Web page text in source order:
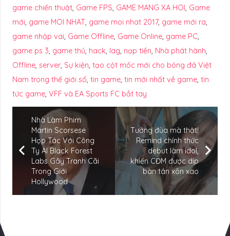
game chiến thuật, Game FPS, GAME MANG XA HOI, Game
mới, game MOI NHAT, game moi nhat 2017, game mới ra,
game nhập vai, Game Offline, Game Online, game PC,
game ps 3, game thủ, hack, lag, nạp tiền, Nhà phát hành,
Offline, server, Sự kiện, tạo cột mốc mới cho bóng đá Việt
Nam trong thế giới số, tin game, tin mới nhất về game, tin
tức game, VFF và EA Sports FC bắt tay
Nhà Làm Phim
Martin Scorsese
Hợp Tác Với Công
Ty AI Black Forest
Labs Gây Tranh Cãi
Trong Giới
Hollywood
Tưởng đùa mà thật!
Remind chính thức
debut làm idol,
khiến CĐM được dịp
bàn tán xôn xao